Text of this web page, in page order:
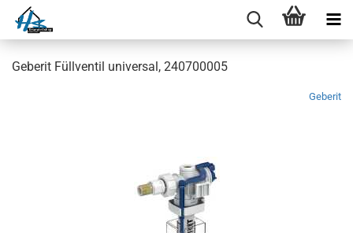
Geberit Füllventil universal, 240700005
Geberit